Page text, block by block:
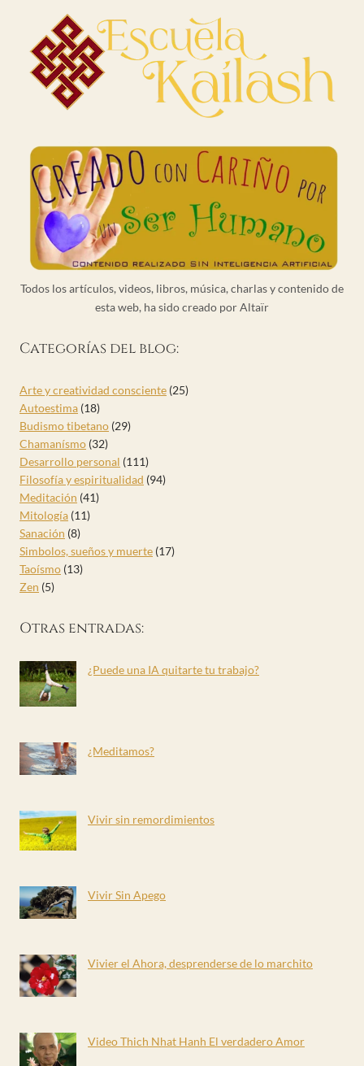
Todos los artículos, videos, libros, música, charlas y contenido de
esta web, ha sido creado por Altaïr
Categorías del blog:
Arte y creatividad consciente (25)
Autoestima (18)
Budismo tibetano (29)
Chamanísmo (32)
Desarrollo personal (111)
Filosofía y espiritualidad (94)
Meditación (41)
Mitología (11)
Sanación (8)
Simbolos, sueños y muerte (17)
Taoísmo (13)
Zen (5)
Otras entradas:
¿Puede una IA quitarte tu trabajo?
¿Meditamos?
Vivir sin remordimientos
Vivir Sin Apego
Vivier el Ahora, desprenderse de lo marchito
Video Thich Nhat Hanh El verdadero Amor